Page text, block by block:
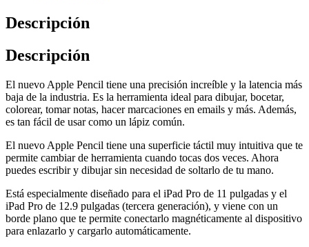
Descripción
Descripción
El nuevo Apple Pencil tiene una precisión increíble y la latencia más
baja de la industria. Es la herramienta ideal para dibujar, bocetar,
colorear, tomar notas, hacer marcaciones en emails y más. Además,
es tan fácil de usar como un lápiz común.
El nuevo Apple Pencil tiene una superficie táctil muy intuitiva que te
permite cambiar de herramienta cuando tocas dos veces. Ahora
puedes escribir y dibujar sin necesidad de soltarlo de tu mano.
Está especialmente diseñado para el iPad Pro de 11 pulgadas y el
iPad Pro de 12.9 pulgadas (tercera generación), y viene con un
borde plano que te permite conectarlo magnéticamente al dispositivo
para enlazarlo y cargarlo automáticamente.